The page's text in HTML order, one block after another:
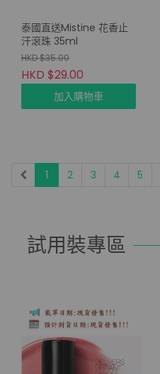
泰國直送Mistine 花香止
汗滾珠 35ml
HKD $35.00
HKD $29.00
加入購物車
1 2 3 4 5
試用裝專區